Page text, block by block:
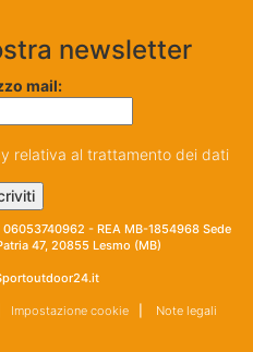
newsletter
mail:
relativa al trattamento dei dati
06053740962 - REA MB-1854968 Sede
47, 20855 Lesmo (MB)
Impostazione cookie| Note legali